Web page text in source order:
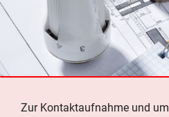
Zur Kontaktaufnahme und